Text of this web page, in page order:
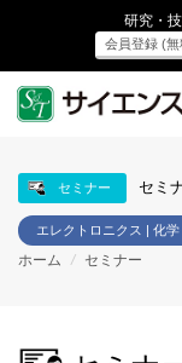
研究・
会員登録 (無
セミナー セミ
エレクトロニクス | 化
ホーム / セミナー